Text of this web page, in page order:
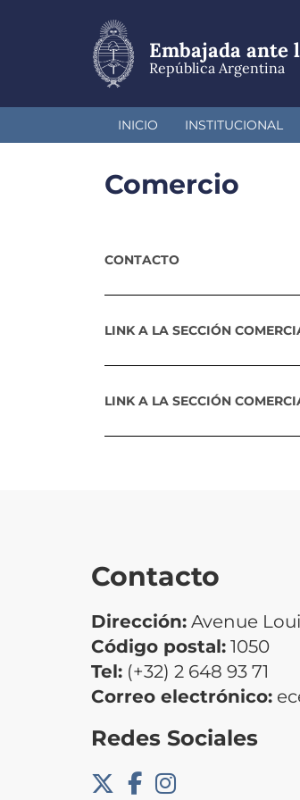
Embajada ante
República Argentina
INICIO INSTITUCIONAL
Comercio
CONTACTO
LINK A LA SECCIÓN
LINK A LA SECCIÓN
Contacto
Dirección: Avenue
Código postal: 1050
Tel: (+32) 2 648 93 71
Correo electrónico:
Redes Sociales